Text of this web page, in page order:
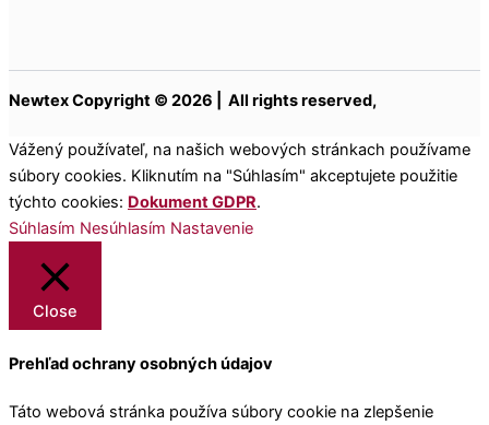
Newtex Copyright © 2026 | All rights reserved,
Vážený používateľ, na našich webových stránkach používame
súbory cookies. Kliknutím na "Súhlasím" akceptujete použitie
týchto cookies: Dokument GDPR.
Súhlasím Nesúhlasím Nastavenie
Close
Prehľad ochrany osobných údajov
Táto webová stránka používa súbory cookie na zlepšenie